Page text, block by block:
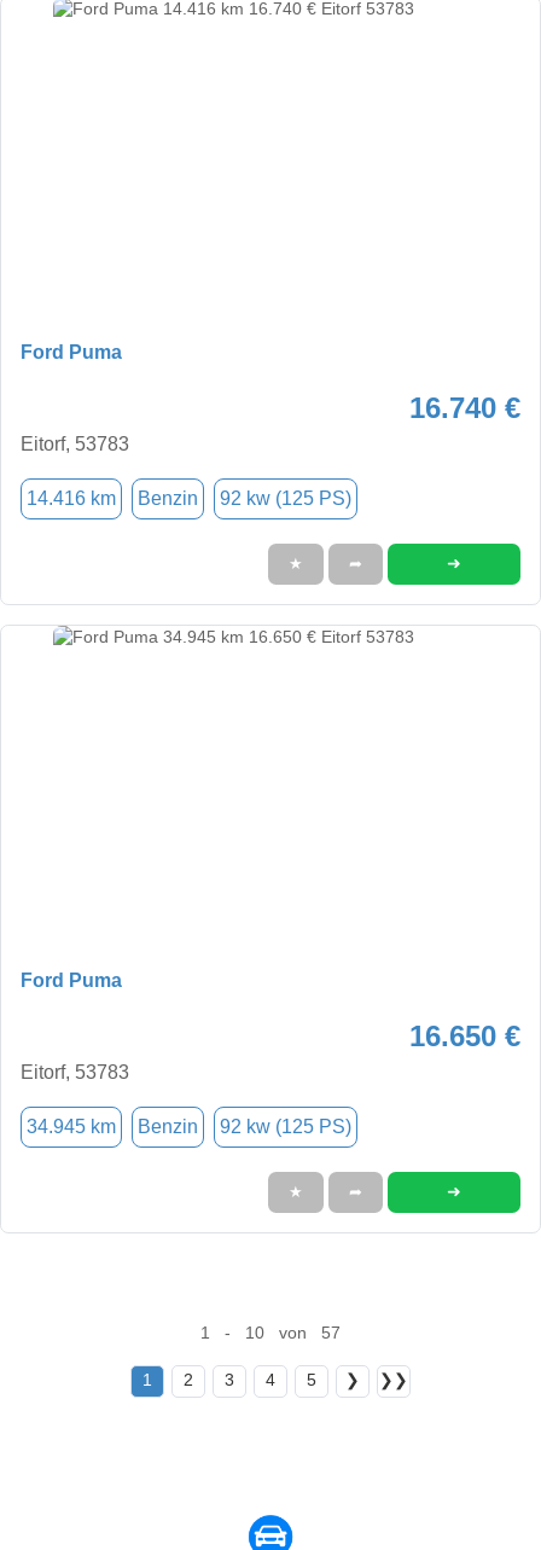
Ford Puma
16.740 €
Eitorf, 53783
14.416 km Benzin 92 kw (125 PS)
★ ➦ ➜
Ford Puma
16.650 €
Eitorf, 53783
34.945 km Benzin 92 kw (125 PS)
★ ➦ ➜
1 - 10 von 57
1 2 3 4 5 ❯ ❯❯